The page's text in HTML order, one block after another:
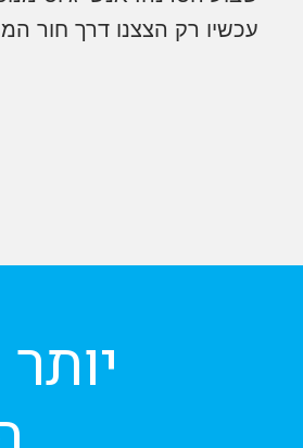
עכשיו רק הצצנו דרך חור